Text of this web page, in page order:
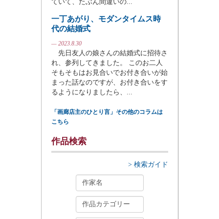
ていて、たぶん間違いの...
一丁あがり、モダンタイムス時
代の結婚式
— 2023.8.30
先日友人の娘さんの結婚式に招待さ
れ、参列してきました。 このお二人
そもそもはお見合いでお付き合いが始
まった話なのですが、お付き合いをす
るようになりましたら、...
「画廊店主のひとり言」その他のコラムは
こちら
作品検索
> 検索ガイド